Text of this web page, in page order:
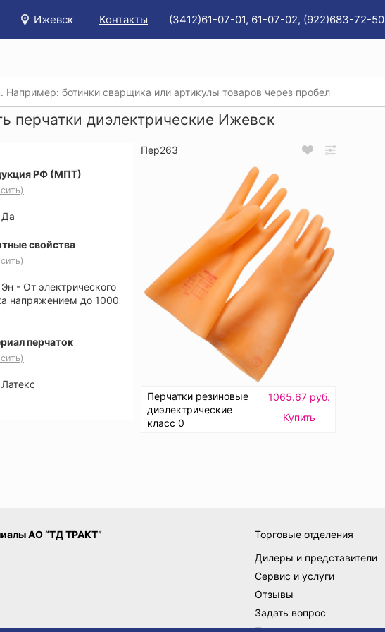
Ижевск Контакты (3412)61-07-01, 61-07-02, (922)683-72-50
перчатки диэлектрические Ижевск
РФ (МПТ)
свойства
- От электрического
напряжением до 1000
перчаток
Пер263
Перчатки резиновые
диэлектрические
класс 0
1065.67 руб.
Купить
АО “ТД ТРАКТ”
Торговые отделения
Дилеры и представители
Сервис и услуги
Отзывы
Задать вопрос